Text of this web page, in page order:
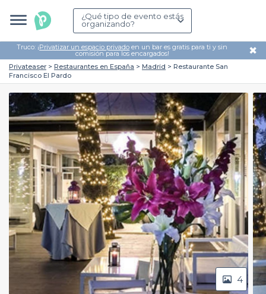
¿Qué tipo de evento estás
organizando?
Truco: ¡Privatizar un espacio privado en un bar es gratis para ti y sin
comisión para los encargados! ✖
Privateaser Restaurantes en España Madrid
Restaurante San
Francisco El Pardo
4